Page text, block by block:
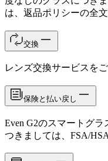
は、返品ポリシーの全
交換
レンズ交換サービスを
保険と払い戻し
Even G2のスマートグ
つきましては、FSA/